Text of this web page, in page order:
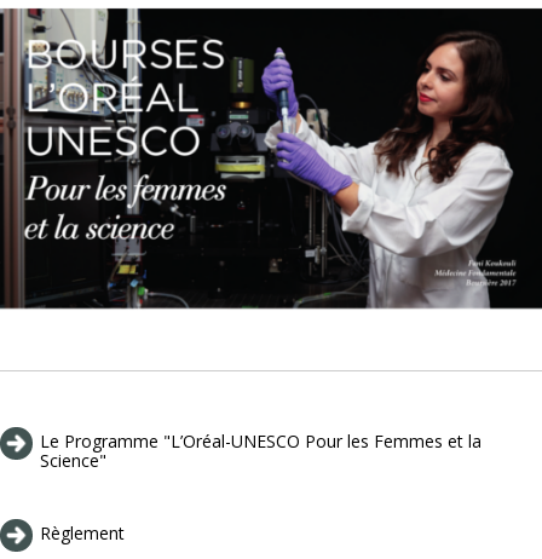
Le Programme "L’Oréal-UNESCO Pour les Femmes et la
Science"
Règlement